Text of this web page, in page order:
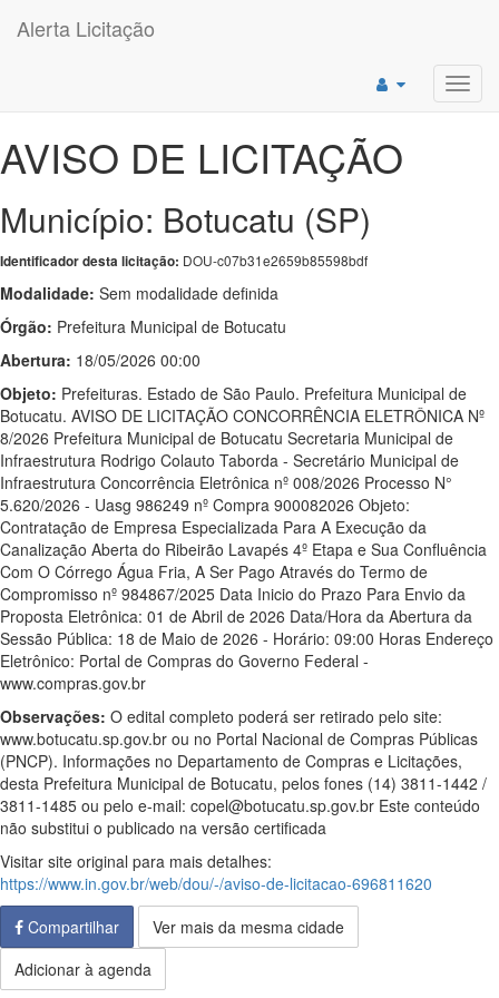
Alerta Licitação
AVISO DE LICITAÇÃO
Município: Botucatu (SP)
Identificador desta licitação: DOU-c07b31e2659b85598bdf
Modalidade: Sem modalidade definida
Órgão: Prefeitura Municipal de Botucatu
Abertura: 18/05/2026 00:00
Objeto: Prefeituras. Estado de São Paulo. Prefeitura Municipal de
Botucatu. AVISO DE LICITAÇÃO CONCORRÊNCIA ELETRÔNICA Nº
8/2026 Prefeitura Municipal de Botucatu Secretaria Municipal de
Infraestrutura Rodrigo Colauto Taborda - Secretário Municipal de
Infraestrutura Concorrência Eletrônica nº 008/2026 Processo N°
5.620/2026 - Uasg 986249 nº Compra 900082026 Objeto:
Contratação de Empresa Especializada Para A Execução da
Canalização Aberta do Ribeirão Lavapés 4º Etapa e Sua Confluência
Com O Córrego Água Fria, A Ser Pago Através do Termo de
Compromisso nº 984867/2025 Data Inicio do Prazo Para Envio da
Proposta Eletrônica: 01 de Abril de 2026 Data/Hora da Abertura da
Sessão Pública: 18 de Maio de 2026 - Horário: 09:00 Horas Endereço
Eletrônico: Portal de Compras do Governo Federal -
www.compras.gov.br
Observações: O edital completo poderá ser retirado pelo site:
www.botucatu.sp.gov.br ou no Portal Nacional de Compras Públicas
(PNCP). Informações no Departamento de Compras e Licitações,
desta Prefeitura Municipal de Botucatu, pelos fones (14) 3811-1442 /
3811-1485 ou pelo e-mail: copel@botucatu.sp.gov.br Este conteúdo
não substitui o publicado na versão certificada
Visitar site original para mais detalhes:
https://www.in.gov.br/web/dou/-/aviso-de-licitacao-696811620
Compartilhar
Ver mais da mesma cidade
Adicionar à agenda